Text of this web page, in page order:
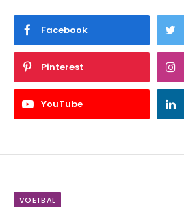
Facebook
Pinterest
YouTube
VOETBAL